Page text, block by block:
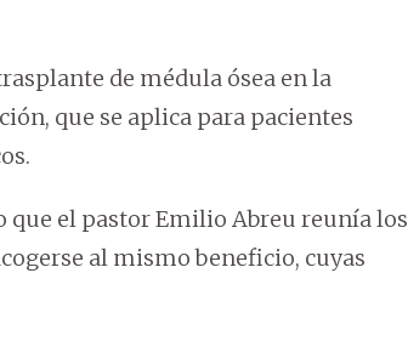
de médula ósea en la
que se aplica para pacientes
que el pastor Emilio Abreu reunía los
al mismo beneficio, cuyas